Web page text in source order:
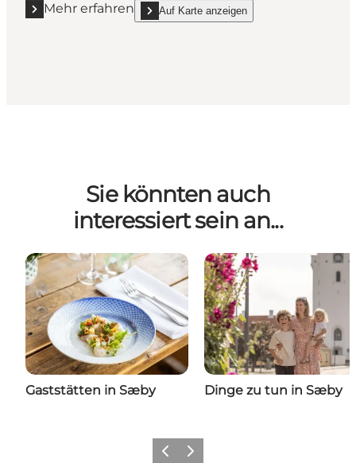
Mehr erfahren
Mehr erfahren "Pier2 Grill og Ishus"
Auf Karte anzeigen
show Pier2 Grill og Ishus on_map
Sie könnten auch
interessiert sein an...
Gaststätten in Sæby Dinge zu tun in Sæby
ZurückWeiter